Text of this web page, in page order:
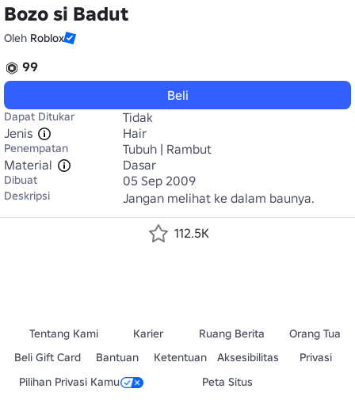
Bozo si Badut
Oleh Roblox
99
Beli
Dapat Ditukar
Tidak
Jenis
Hair
Penempatan
Tubuh | Rambut
Material
Dasar
Dibuat 05 Sep 2009
Deskripsi Jangan melihat ke dalam baunya.
112.5K
Tentang Kami Karier Ruang Berita
Orang Tua
Beli Gift Card
Bantuan Ketentuan Aksesibilitas
Privasi
Pilihan Privasi Kamu
Peta Situs